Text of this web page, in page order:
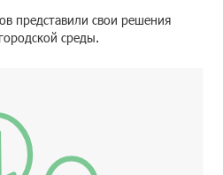
представили свои решения
среды.